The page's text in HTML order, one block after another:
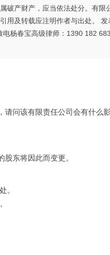
破产财产，应当依法处分。有限
用及转载应注明作者与出处。 发
电杨春宝高级律师：1390 182
请问该有限责任公司会有什么
东将因此而变更。
。